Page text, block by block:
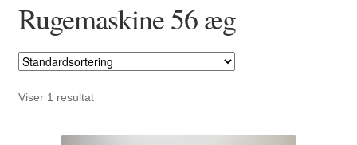
Rugemaskine 56 æg
Viser 1 resultat